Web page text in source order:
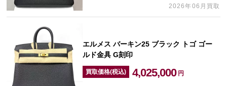
2026年06月買取
エルメス バーキン25 ブラック トゴ ゴー
ルド金具 G刻印
買取価格(税込) 4,025,000 円